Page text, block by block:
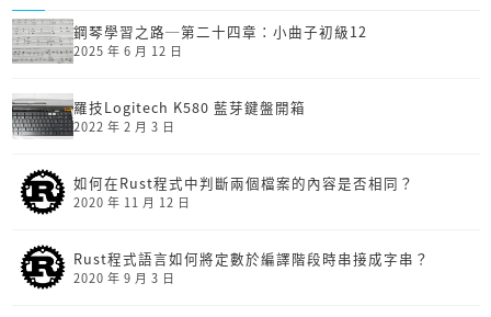
鋼琴學習之路─第二十四章：小曲子初級12
2025 年 6 月 12 日
羅技Logitech K580 藍芽鍵盤開箱
2022 年 2 月 3 日
如何在Rust程式中判斷兩個檔案的內容是否相同？
2020 年 11 月 12 日
Rust程式語言如何將定數於編譯階段時串接成字串？
2020 年 9 月 3 日